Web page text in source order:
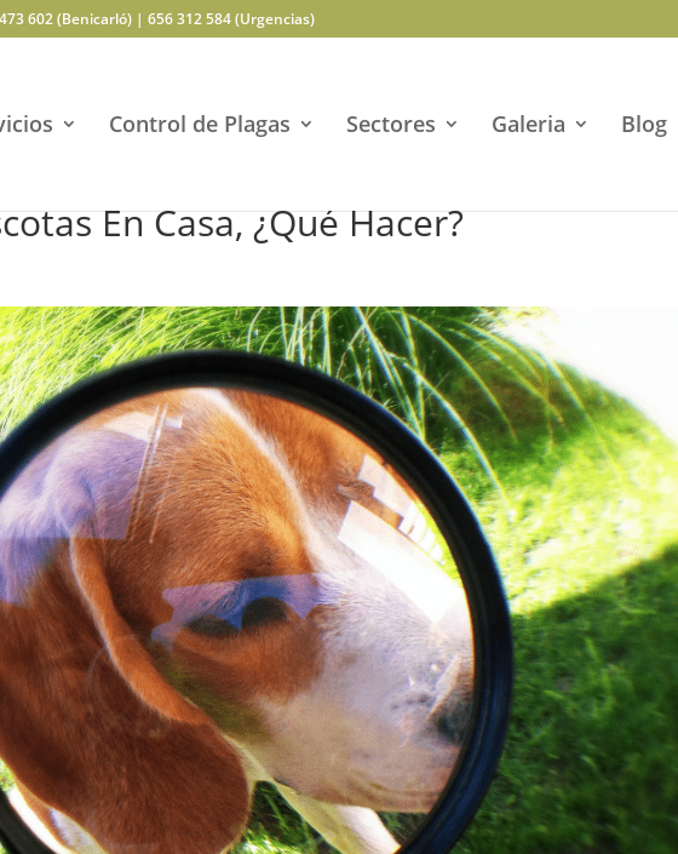
602 (Benicarló) | 656 312 584 (Urgencias)
Control de Plagas Sectores Galeria Blog
En Casa, ¿Qué Hacer?